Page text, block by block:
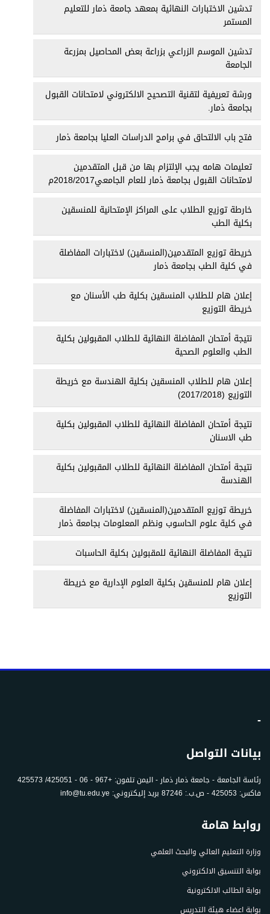
تدشين الاختبارات النهائية بمعهد جامعة ذمار للتعليم
المستمر
تدشين الموسم الزراعي بزراعة بعض المحاصيل بمزرعة
الجامعة
ورشة تعريفية لتقنية التصحيح الالكتروني لامتحانات القبول
بجامعة ذمار.
فتح باب الالتحاق في برامج الدراسات العليا بجامعة ذمار
تعليمات هامه يجب الإلتزام بها من قبل المتقدمين
لامتحانات القبول بجامعة ذمار للعام الجامعي2018/2017م
خارطة توزيع الطلاب على المراكز الإمتحانية للمنسقين
بكلية الطب
خريطة توزيع المتقدمين(المنسقين) لاختبارات المفاضلة
في كلية الطب بجامعة ذمار
إعلان هام للطلاب المنسقين بكلية طب الأسنان مع
خريطة التوزيع
نتيجة أمتحان المفاضلة النهائية للطلاب المقبولين بكلية
الطب والعلوم الصحية
إعلان هام للطلاب المنسقين بكلية الهندسة مع خريطة
التوزيع (2017/2018)
نتيجة أمتحان المفاضلة النهائية للطلاب المقبولين بكلية
طب الاسنان
نتيجة أمتحان المفاضلة النهائية للطلاب المقبولين بكلية
الهندسة
خريطة توزيع المتقدمين(المنسقين) لاختبارات المفاضلة
في كلية علوم الحاسوب ونظم المعلومات بجامعة ذمار
نتيجة المفاضلة النهائية للمقبولين بكلية الحاسبات
إعلان هام للمنسقين بكلية العلوم الإدارية مع خريطة
التوزيع
-
بيانات التواصل
رئاسة الجامعة - جامعة ذمار ذمار - اليمن تلفون: +967 - 06 - 425051/ 425573
فاكس: 425053 - ص.ب.: 87246 بريد إليكتروني: info@tu.edu.ye
روابط هامة
وزارة التعليم العالي والبحث العلمي
بوابة التنسيق الالكتروني
بوابة الطالب الالكترونية
بوابة اعضاء هيئة التدريس